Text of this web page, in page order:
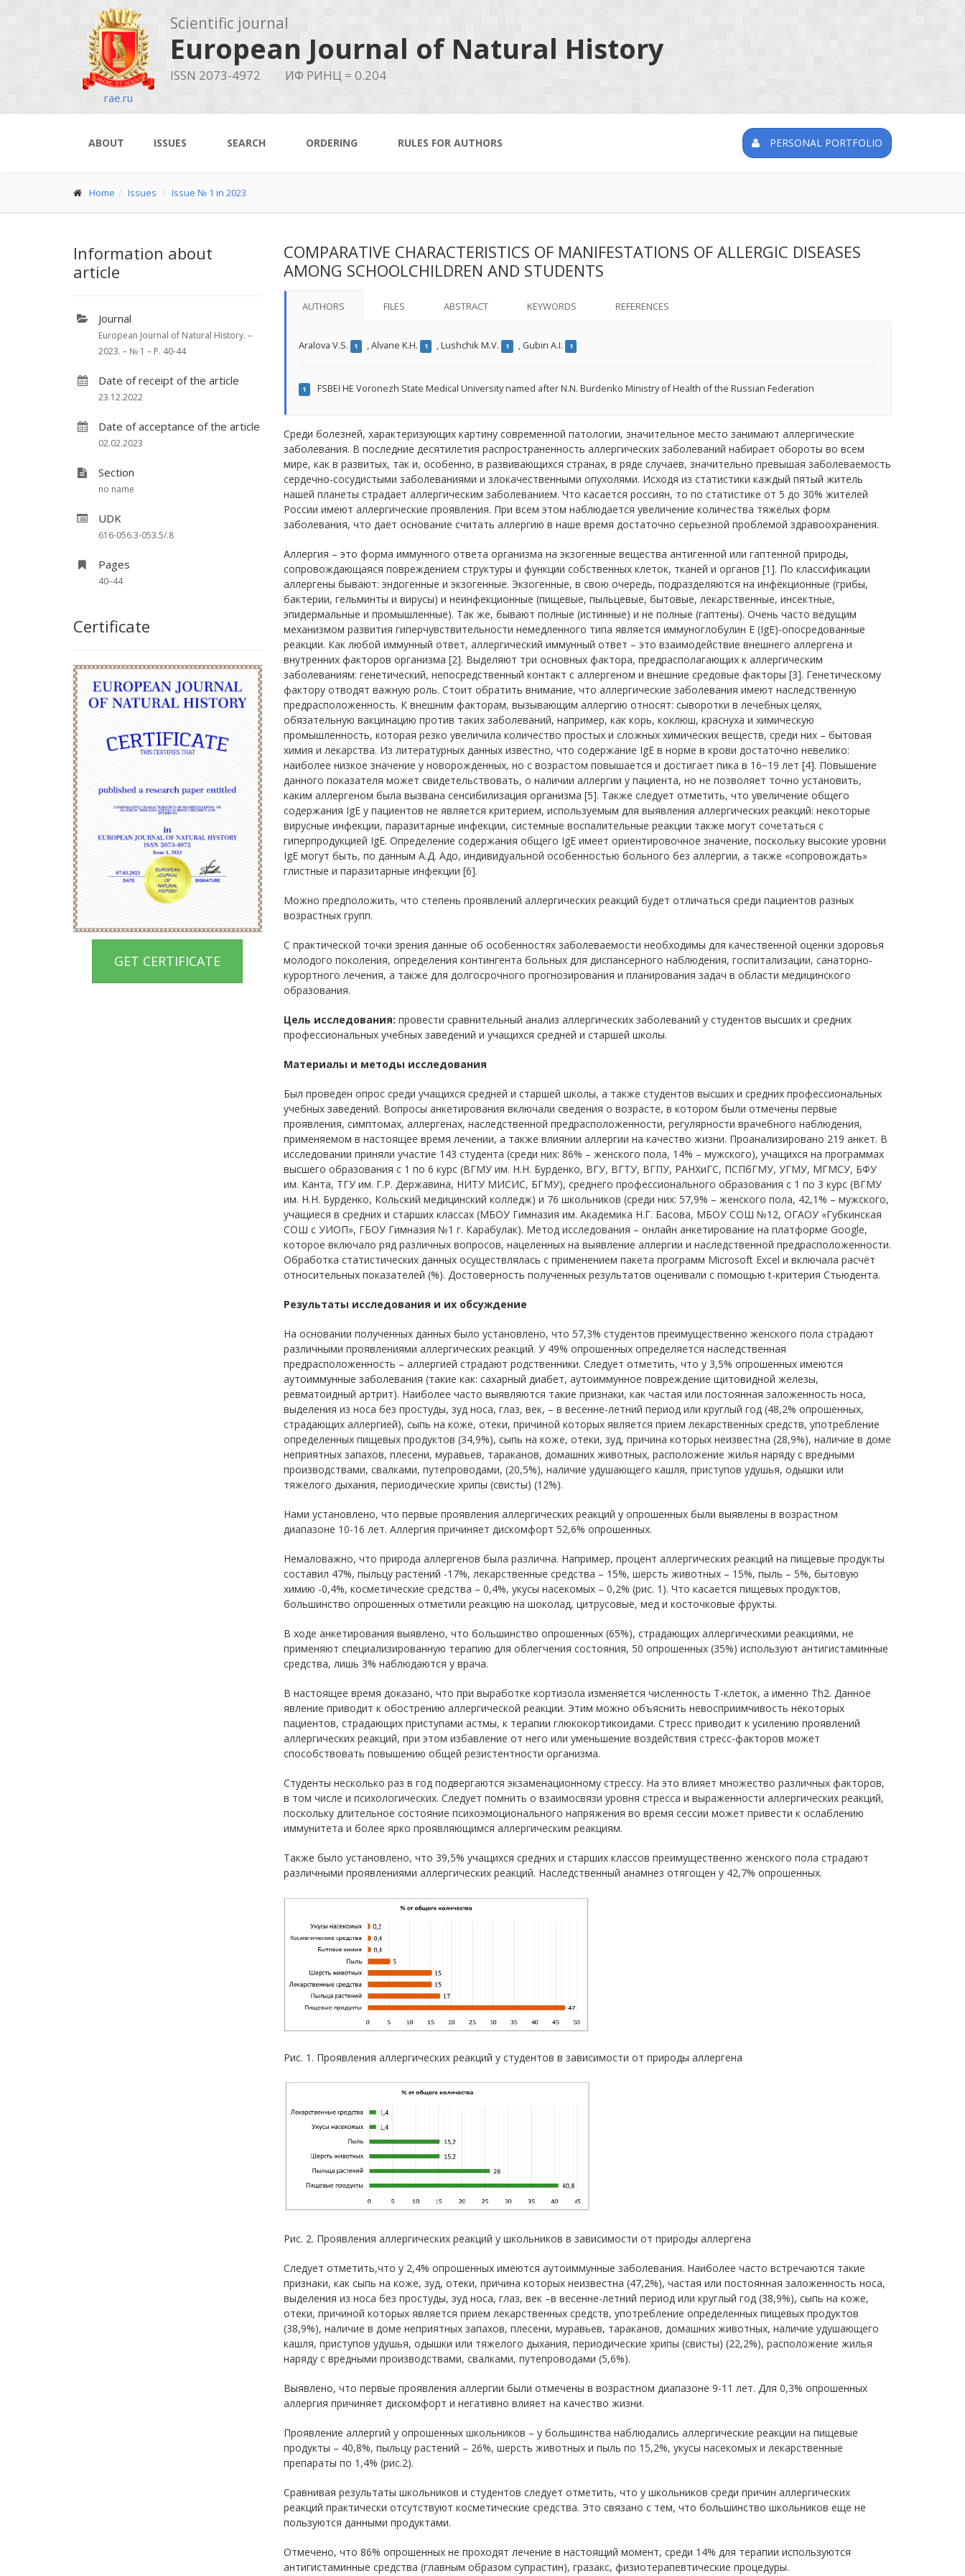
rae.ru
Scientific journal
European Journal of Natural History
ISSN 2073-4972 ИФ РИНЦ = 0.204
ABOUT ISSUES SEARCH ORDERING RULES FOR AUTHORS PERSONAL PORTFOLIO
Home Issues Issue № 1 in 2023
Information about
article
Journal
European Journal of Natural History. –
2023. – № 1 – P. 40-44
Date of receipt of the article
23.12.2022
Date of acceptance of the article
02.02.2023
Section
no name
UDK
616-056.3-053.5/.8
Pages
40–44
Certificate
GET CERTIFICATE
COMPARATIVE CHARACTERISTICS OF MANIFESTATIONS OF ALLERGIC DISEASES
AMONG SCHOOLCHILDREN AND STUDENTS
AUTHORS FILES ABSTRACT KEYWORDS REFERENCES
Aralova V.S. 1 ,Alvane K.H. 1 ,Lushchik M.V. 1 , Gubin A.I. 1
1 FSBEI HE Voronezh State Medical University named after N.N. Burdenko Ministry of Health of the Russian Federation
Среди болезней, характеризующих картину современной патологии, значительное место занимают аллергические
заболевания. В последние десятилетия распространенность аллергических заболеваний набирает обороты во всем
мире, как в развитых, так и, особенно, в развивающихся странах, в ряде случаев, значительно превышая заболеваемость
сердечно-сосудистыми заболеваниями и злокачественными опухолями. Исходя из статистики каждый пятый житель
нашей планеты страдает аллергическим заболеванием. Что касается россиян, то по статистике от 5 до 30% жителей
России имеют аллергические проявления. При всем этом наблюдается увеличение количества тяжёлых форм
заболевания, что даёт основание считать аллергию в наше время достаточно серьезной проблемой здравоохранения.
Аллергия – это форма иммунного ответа организма на экзогенные вещества антигенной или гаптенной природы,
сопровождающаяся повреждением структуры и функции собственных клеток, тканей и органов [1]. По классификации
аллергены бывают: эндогенные и экзогенные. Экзогенные, в свою очередь, подразделяются на инфекционные (грибы,
бактерии, гельминты и вирусы) и неинфекционные (пищевые, пыльцевые, бытовые, лекарственные, инсектные,
эпидермальные и промышленные). Так же, бывают полные (истинные) и не полные (гаптены). Очень часто ведущим
механизмом развития гиперчувствительности немедленного типа является иммуноглобулин E (IgE)-опосредованные
реакции. Как любой иммунный ответ, аллергический иммунный ответ – это взаимодействие внешнего аллергена и
внутренних факторов организма [2]. Выделяют три основных фактора, предрасполагающих к аллергическим
заболеваниям: генетический, непосредственный контакт с аллергеном и внешние средовые факторы [3]. Генетическому
фактору отводят важную роль. Стоит обратить внимание, что аллергические заболевания имеют наследственную
предрасположенность. К внешним факторам, вызывающим аллергию относят: сыворотки в лечебных целях,
обязательную вакцинацию против таких заболеваний, например, как корь, коклюш, краснуха и химическую
промышленность, которая резко увеличила количество простых и сложных химических веществ, среди них – бытовая
химия и лекарства. Из литературных данных известно, что содержание IgE в норме в крови достаточно невелико:
наиболее низкое значение у новорожденных, но с возрастом повышается и достигает пика в 16−19 лет [4]. Повышение
данного показателя может свидетельствовать, о наличии аллергии у пациента, но не позволяет точно установить,
каким аллергеном была вызвана сенсибилизация организма [5]. Также следует отметить, что увеличение общего
содержания IgE у пациентов не является критерием, используемым для выявления аллергических реакций: некоторые
вирусные инфекции, паразитарные инфекции, системные воспалительные реакции также могут сочетаться с
гиперпродукцией IgE. Определение содержания общего IgE имеет ориентировочное значение, поскольку высокие уровни
IgE могут быть, по данным А.Д. Адо, индивидуальной особенностью больного без аллергии, а также «сопровождать»
глистные и паразитарные инфекции [6].
Можно предположить, что степень проявлений аллергических реакций будет отличаться среди пациентов разных
возрастных групп.
С практической точки зрения данные об особенностях заболеваемости необходимы для качественной оценки здоровья
молодого поколения, определения контингента больных для диспансерного наблюдения, госпитализации, санаторно-
курортного лечения, а также для долгосрочного прогнозирования и планирования задач в области медицинского
образования.
Цель исследования: провести сравнительный анализ аллергических заболеваний у студентов высших и средних
профессиональных учебных заведений и учащихся средней и старшей школы.
Материалы и методы исследования
Был проведен опрос среди учащихся средней и старшей школы, а также студентов высших и средних профессиональных
учебных заведений. Вопросы анкетирования включали сведения о возрасте, в котором были отмечены первые
проявления, симптомах, аллергенах, наследственной предрасположенности, регулярности врачебного наблюдения,
применяемом в настоящее время лечении, а также влиянии аллергии на качество жизни. Проанализировано 219 анкет. В
исследовании приняли участие 143 студента (среди них: 86% – женского пола, 14% – мужского), учащихся на программах
высшего образования с 1 по 6 курс (ВГМУ им. Н.Н. Бурденко, ВГУ, ВГТУ, ВГПУ, РАНХиГС, ПСПбГМУ, УГМУ, МГМСУ, БФУ
им. Канта, ТГУ им. Г.Р. Державина, НИТУ МИСИС, БГМУ), среднего профессионального образования с 1 по 3 курс (ВГМУ
им. Н.Н. Бурденко, Кольский медицинский колледж) и 76 школьников (среди них: 57,9% – женского пола, 42,1% – мужского,
учащиеся в средних и старших классах (МБОУ Гимназия им. Академика Н.Г. Басова, МБОУ СОШ №12, ОГАОУ «Губкинская
СОШ с УИОП», ГБОУ Гимназия №1 г. Карабулак). Метод исследования – онлайн анкетирование на платформе Google,
которое включало ряд различных вопросов, нацеленных на выявление аллергии и наследственной предрасположенности.
Обработка статистических данных осуществлялась с применением пакета программ Microsoft Excel и включала расчёт
относительных показателей (%). Достоверность полученных результатов оценивали с помощью t-критерия Стьюдента.
Результаты исследования и их обсуждение
На основании полученных данных было установлено, что 57,3% студентов преимущественно женского пола страдают
различными проявлениями аллергических реакций. У 49% опрошенных определяется наследственная
предрасположенность – аллергией страдают родственники. Следует отметить, что у 3,5% опрошенных имеются
аутоиммунные заболевания (такие как: сахарный диабет, аутоиммунное повреждение щитовидной железы,
ревматоидный артрит). Наиболее часто выявляются такие признаки, как частая или постоянная заложенность носа,
выделения из носа без простуды, зуд носа, глаз, век, – в весенне-летний период или круглый год (48,2% опрошенных,
страдающих аллергией), сыпь на коже, отеки, причиной которых является прием лекарственных средств, употребление
определенных пищевых продуктов (34,9%), сыпь на коже, отеки, зуд, причина которых неизвестна (28,9%), наличие в доме
неприятных запахов, плесени, муравьев, тараканов, домашних животных, расположение жилья наряду с вредными
производствами, свалками, путепроводами, (20,5%), наличие удушающего кашля, приступов удушья, одышки или
тяжелого дыхания, периодические хрипы (свисты) (12%).
Нами установлено, что первые проявления аллергических реакций у опрошенных были выявлены в возрастном
диапазоне 10-16 лет. Аллергия причиняет дискомфорт 52,6% опрошенных.
Немаловажно, что природа аллергенов была различна. Например, процент аллергических реакций на пищевые продукты
составил 47%, пыльцу растений -17%, лекарственные средства – 15%, шерсть животных – 15%, пыль – 5%, бытовую
химию -0,4%, косметические средства – 0,4%, укусы насекомых – 0,2% (рис. 1). Что касается пищевых продуктов,
большинство опрошенных отметили реакцию на шоколад, цитрусовые, мед и косточковые фрукты.
В ходе анкетирования выявлено, что большинство опрошенных (65%), страдающих аллергическими реакциями, не
применяют специализированную терапию для облегчения состояния, 50 опрошенных (35%) используют антигистаминные
средства, лишь 3% наблюдаются у врача.
В настоящее время доказано, что при выработке кортизола изменяется численность Т-клеток, а именно Th2. Данное
явление приводит к обострению аллергической реакции. Этим можно объяснить невосприимчивость некоторых
пациентов, страдающих приступами астмы, к терапии глюкокортикоидами. Стресс приводит к усилению проявлений
аллергических реакций, при этом избавление от него или уменьшение воздействия стресс-факторов может
способствовать повышению общей резистентности организма.
Студенты несколько раз в год подвергаются экзаменационному стрессу. На это влияет множество различных факторов,
в том числе и психологических. Следует помнить о взаимосвязи уровня стресса и выраженности аллергических реакций,
поскольку длительное состояние психоэмоционального напряжения во время сессии может привести к ослаблению
иммунитета и более ярко проявляющимся аллергическим реакциям.
Также было установлено, что 39,5% учащихся средних и старших классов преимущественно женского пола страдают
различными проявлениями аллергических реакций. Наследственный анамнез отягощен у 42,7% опрошенных.
Рис. 1. Проявления аллергических реакций у студентов в зависимости от природы аллергена
Рис. 2. Проявления аллергических реакций у школьников в зависимости от природы аллергена
Следует отметить,что у 2,4% опрошенных имеются аутоиммунные заболевания. Наиболее часто встречаются такие
признаки, как сыпь на коже, зуд, отеки, причина которых неизвестна (47,2%), частая или постоянная заложенность носа,
выделения из носа без простуды, зуд носа, глаз, век –в весенне-летний период или круглый год (38,9%), сыпь на коже,
отеки, причиной которых является прием лекарственных средств, употребление определенных пищевых продуктов
(38,9%), наличие в доме неприятных запахов, плесени, муравьев, тараканов, домашних животных, наличие удушающего
кашля, приступов удушья, одышки или тяжелого дыхания, периодические хрипы (свисты) (22,2%), расположение жилья
наряду с вредными производствами, свалками, путепроводами (5,6%).
Выявлено, что первые проявления аллергии были отмечены в возрастном диапазоне 9-11 лет. Для 0,3% опрошенных
аллергия причиняет дискомфорт и негативно влияет на качество жизни.
Проявление аллергий у опрошенных школьников – у большинства наблюдались аллергические реакции на пищевые
продукты – 40,8%, пыльцу растений – 26%, шерсть животных и пыль по 15,2%, укусы насекомых и лекарственные
препараты по 1,4% (рис.2).
Сравнивая результаты школьников и студентов следует отметить, что у школьников среди причин аллергических
реакций практически отсутствуют косметические средства. Это связано с тем, что большинство школьников еще не
пользуются данными продуктами.
Отмечено, что 86% опрошенных не проходят лечение в настоящий момент, среди 14% для терапии используются
антигистаминные средства (главным образом супрастин), гразакс, физиотерапевтические процедуры.